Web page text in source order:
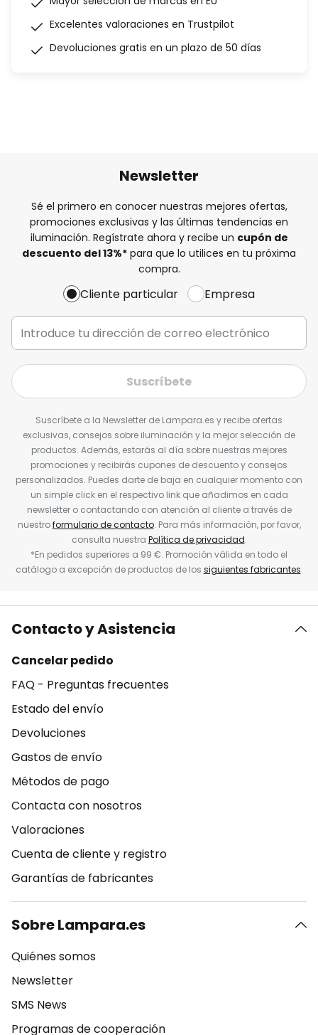
Excelentes valoraciones en Trustpilot
Devoluciones gratis en un plazo de 50 días
Newsletter
Sé el primero en conocer nuestras mejores ofertas,
promociones exclusivas y las últimas tendencias en
iluminación. Regístrate ahora y recibe un cupón de
descuento del13%* para que lo utilices en tu próxima
compra.
Cliente particular Empresa
Suscríbete
Suscríbete a la Newsletter de Lampara.es y recibe ofertas
exclusivas, consejos sobre iluminación y la mejor selección de
productos. Además, estarás al día sobre nuestras mejores
promociones y recibirás cupones de descuento y consejos
personalizados. Puedes darte de baja en cualquier momento con
un simple click en el respectivo link que añadimos en cada
newsletter o contactando con atención al cliente a través de
nuestroformulario de contacto. Para más información, por favor,
consulta nuestra Política de privacidad.
*En pedidos superiores a 99 €. Promoción válida en todo el
catálogo a excepción de productos de los siguientes fabricantes.
Contacto y Asistencia
Cancelar pedido
FAQ - Preguntas frecuentes
Estado del envío
Devoluciones
Gastos de envío
Métodos de pago
Contacta con nosotros
Valoraciones
Cuenta de cliente y registro
Garantías de fabricantes
Sobre Lampara.es
Quiénes somos
Newsletter
SMS News
Programas de cooperación